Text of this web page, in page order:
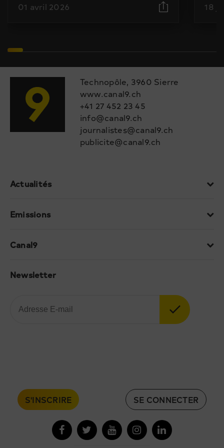
01 avril 2026 18
Technopôle, 3960 Sierre
www.canal9.ch
+41 27 452 23 45
info@canal9.ch
journalistes@canal9.ch
publicite@canal9.ch
Actualités
Emissions
Canal9
Newsletter
S'INSCRIRE SE CONNECTER